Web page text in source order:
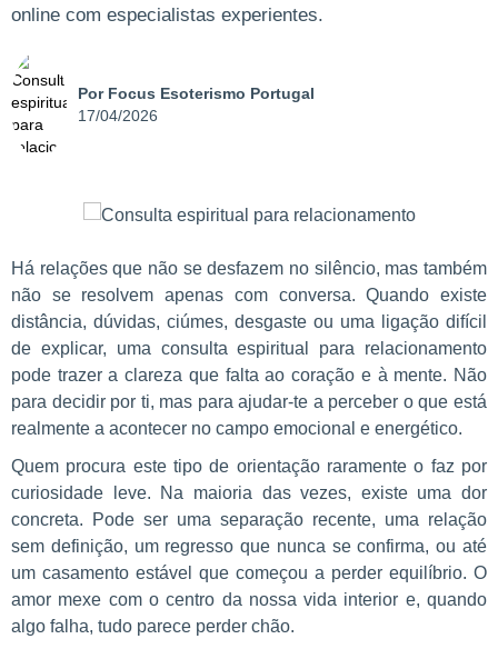
online com especialistas experientes.
Por Focus Esoterismo Portugal
17/04/2026
Há relações que não se desfazem no silêncio, mas também
não se resolvem apenas com conversa. Quando existe
distância, dúvidas, ciúmes, desgaste ou uma ligação difícil
de explicar, uma consulta espiritual para relacionamento
pode trazer a clareza que falta ao coração e à mente. Não
para decidir por ti, mas para ajudar-te a perceber o que está
realmente a acontecer no campo emocional e energético.
Quem procura este tipo de orientação raramente o faz por
curiosidade leve. Na maioria das vezes, existe uma dor
concreta. Pode ser uma separação recente, uma relação
sem definição, um regresso que nunca se confirma, ou até
um casamento estável que começou a perder equilíbrio. O
amor mexe com o centro da nossa vida interior e, quando
algo falha, tudo parece perder chão.